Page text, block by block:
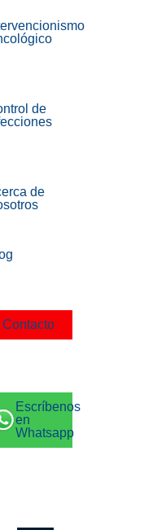
de
de
Contacto
Escríbenos
en
Whatsapp